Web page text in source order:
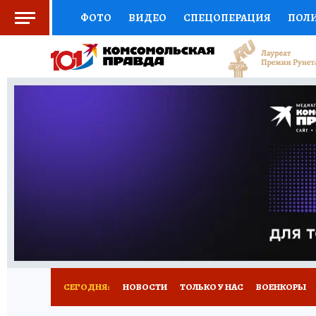
ФОТО ВИДЕО СПЕЦОПЕРАЦИЯ
СОЦПОДДЕРЖКА НАУКА СПОРТ
ВЫБОР ЭКСПЕРТОВ ДОКТОР
ПРОГНОЗЫ НА СПОРТ
НОВОЕ
СЕГОДНЯ: НОВОСТИ ТОЛЬКО У НАС ВОЕНКОРЫ